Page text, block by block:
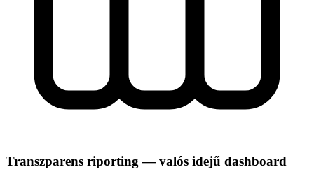
Transzparens riporting — valós idejű dashboard